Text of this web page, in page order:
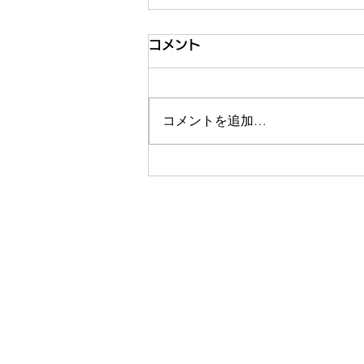
日経BizGateひらめきブック
コメント
コメントを追加…